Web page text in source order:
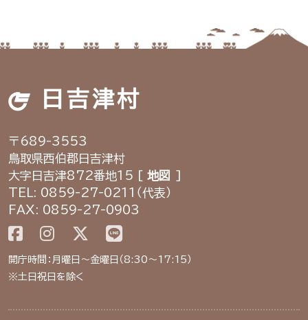
日吉津村
〒689-3553
鳥取県西伯郡日吉津村
大字日吉津872番地15 [ 地図
TEL: 0859-27-0211（代表）
FAX: 0859-27-0903
開庁時間：月曜日～金曜日（8:30～17:15）
※土日祝日を除く